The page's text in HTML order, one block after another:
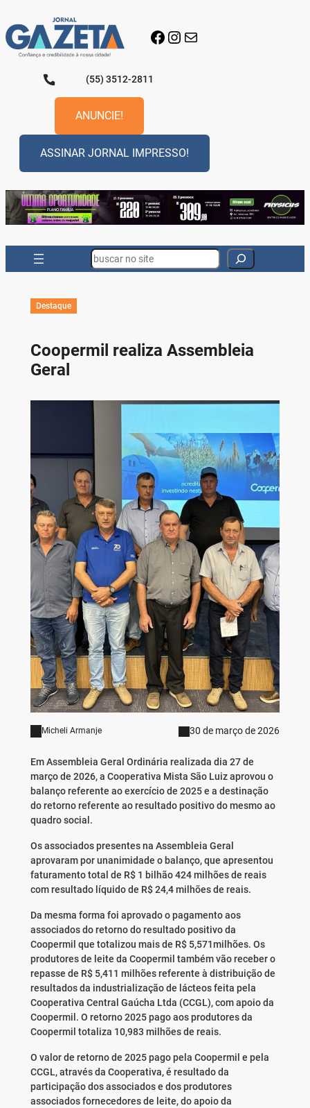
para
o
conteúdo
Facebook
Instagram
E-mail
(55) 3512-2811
ANUNCIE!
ASSINAR JORNAL IMPRESSO!
Search
Destaque
Coopermil realiza Assembleia
Geral
Micheli Armanje 30 de março de 2026
Em Assembleia Geral Ordinária realizada dia 27 de
março de 2026, a Cooperativa Mista São Luiz aprovou o
balanço referente ao exercício de 2025 e a destinação
do retorno referente ao resultado positivo do mesmo ao
quadro social.
Os associados presentes na Assembleia Geral
aprovaram por unanimidade o balanço, que apresentou
faturamento total de R$ 1 bilhão 424 milhões de reais
com resultado líquido de R$ 24,4 milhões de reais.
Da mesma forma foi aprovado o pagamento aos
associados do retorno do resultado positivo da
Coopermil que totalizou mais de R$ 5,571milhões. Os
produtores de leite da Coopermil também vão receber o
repasse de R$ 5,411 milhões referente à distribuição de
resultados da industrialização de lácteos feita pela
Cooperativa Central Gaúcha Ltda (CCGL), com apoio da
Coopermil. O retorno 2025 pago aos produtores da
Coopermil totaliza 10,983 milhões de reais.
O valor de retorno de 2025 pago pela Coopermil e pela
CCGL, através da Cooperativa, é resultado da
participação dos associados e dos produtores
associados fornecedores de leite, do apoio da